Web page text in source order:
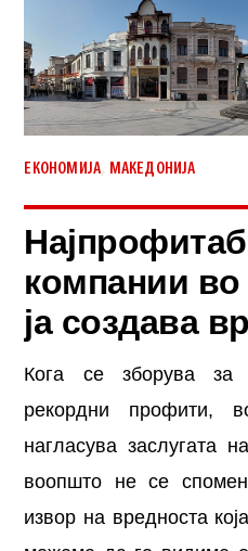
ЕКОНОМИЈА МАКЕДОНИЈА
компании во
ја создава
Кога се зборува за
рекордни профити,
нагласува заслугата
воопшто не се
извор на вредноста